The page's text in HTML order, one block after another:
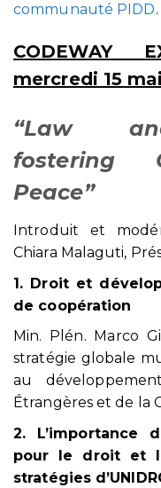
communauté PIDD.
CODEWAY
mercredi 15
“Law
fostering
Peace”
Introduit et
Chiara Malaguti,
1. Droit et
de coopération
Min. Plén. Marco
stratégie globale
au
Étrangères et de la
2. L’importance
pour le droit et
stratégies